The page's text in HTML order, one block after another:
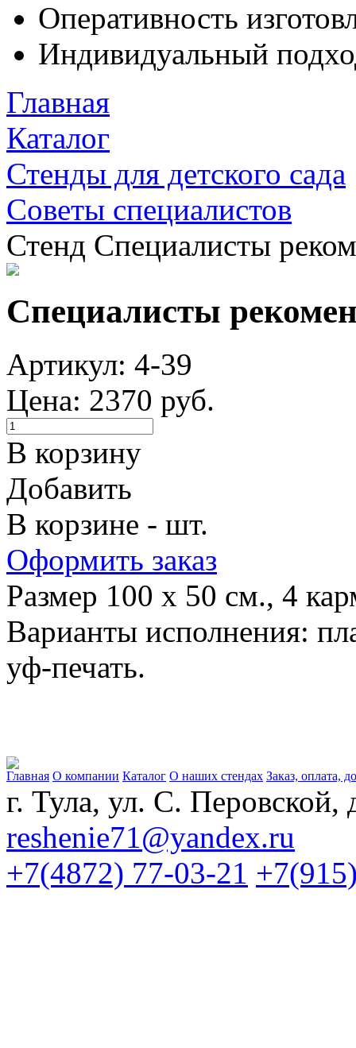
Оперативность
Индивидуальный
Главная
Каталог
Стенды для детского сада
Советы специалистов
Стенд Специалисты
Специалисты
Артикул: 4-39
Цена: 2370 руб.
В корзину
Добавить
В корзине - шт.
Оформить заказ
Размер 100 х 50 см., 4
Варианты исполнения:
уф-печать.
Главная О компании Каталог О наших стендах Заказ, оплата,
г. Тула, ул. С. Перовской,
reshenie71@yandex.ru
+7(4872) 77-03-21